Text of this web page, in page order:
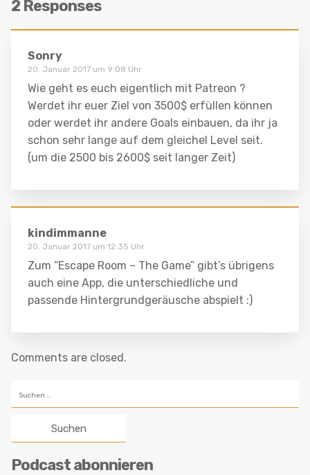
2 Responses
Sonry
20. Januar 2017 um 9:08 Uhr
Wie geht es euch eigentlich mit Patreon ?
Werdet ihr euer Ziel von 3500$ erfüllen können
oder werdet ihr andere Goals einbauen, da ihr ja
schon sehr lange auf dem gleichel Level seit.
(um die 2500 bis 2600$ seit langer Zeit)
kindimmanne
20. Januar 2017 um 12:35 Uhr
Zum “Escape Room – The Game” gibt’s übrigens
auch eine App, die unterschiedliche und
passende Hintergrundgeräusche abspielt :)
Comments are closed.
nach:
Podcast abonnieren